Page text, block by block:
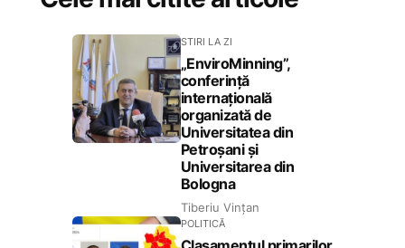
STIRI LA ZI
„EnviroMinning”,
conferință
internațională
organizată de
Universitatea din
Petroșani și
Universitarea din
Bologna
Tiberiu Vințan
POLITICĂ